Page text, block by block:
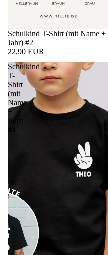
Schulkind T-Shirt (mit Name +
Jahr) #2
22,90 EUR
Schulkind
T-
Shirt
(mit
Name
+
Jahr)